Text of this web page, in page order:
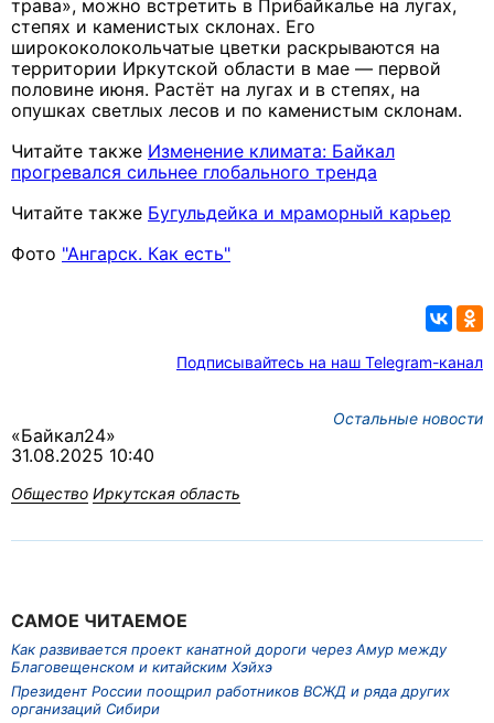
трава», можно встретить в Прибайкалье на лугах,
степях и каменистых склонах. Его
ширококолокольчатые цветки раскрываются на
территории Иркутской области в мае — первой
половине июня. Растёт на лугах и в степях, на
опушках светлых лесов и по каменистым склонам.
Читайте также Изменение климата: Байкал
прогревался сильнее глобального тренда
Читайте также Бугульдейка и мраморный карьер
Фото "Ангарск. Как есть"
Подписывайтесь на наш Telegram-канал
Остальные новости
«Байкал24»
31.08.2025 10:40
Общество Иркутская область
САМОЕ ЧИТАЕМОЕ
Как развивается проект канатной дороги через Амур между
Благовещенском и китайским Хэйхэ
Президент России поощрил работников ВСЖД и ряда других
организаций Сибири